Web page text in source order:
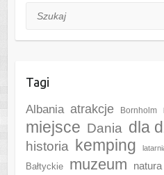
Szukaj
Tagi
Albania atrakcje Bornholm
miejsce Dania dla
historia kemping
Bałtyckie
muzeum natura